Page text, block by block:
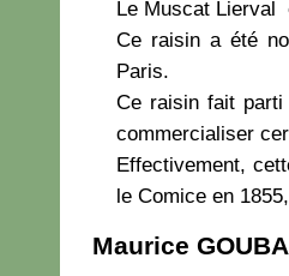
Le Muscat
Ce raisin a été
Paris.
Ce raisin fait
commercialiser
Effectivement,
le Comice en
Maurice